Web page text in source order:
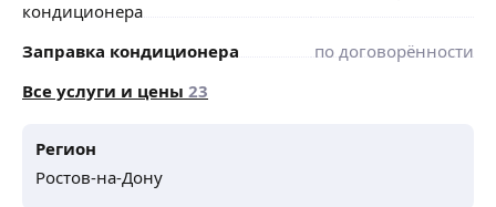
кондиционера
Заправка кондиционера
по договорённости
Все услуги и цены 23
Регион
Ростов-на-Дону